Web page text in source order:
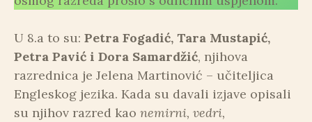
U 8.a to su: Petra Fogadić, Tara Mustapić,
Petra Pavić i Dora Samardžić, njihova
razrednica je Jelena Martinović – učiteljica
Engleskog jezika. Kada su davali izjave opisali
su njihov razred kao nemirni, vedri,